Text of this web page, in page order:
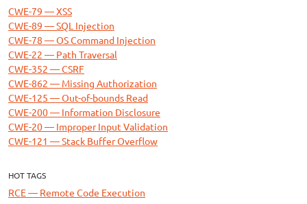
CWE-79 — XSS
CWE-89 — SQL Injection
CWE-78 — OS Command Injection
CWE-22 — Path Traversal
CWE-352 — CSRF
CWE-862 — Missing Authorization
CWE-125 — Out-of-bounds Read
CWE-200 — Information Disclosure
CWE-20 — Improper Input Validation
CWE-121 — Stack Buffer Overflow
HOT TAGS
RCE — Remote Code Execution